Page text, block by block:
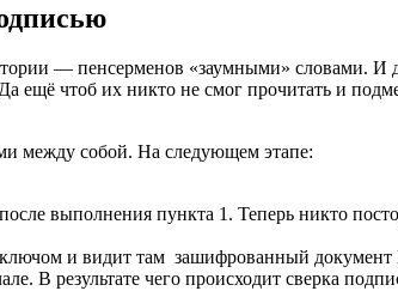
— пенсерменов «заумными» словами. И
ещё чтоб их никто не смог прочитать и
между собой. На следующем этапе:
выполнения пункта 1. Теперь никто
и видит там зашифрованный документ
В результате чего происходит сверка